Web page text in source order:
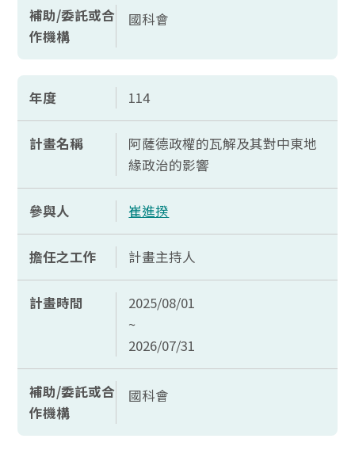
補助/委託或合
作機構
國科會
年度 114
計畫名稱
阿薩德政權的瓦解及其對中東地
緣政治的影響
參與人 崔進揆
擔任之工作 計畫主持人
計畫時間
2025/08/01
~
2026/07/31
補助/委託或合
作機構
國科會